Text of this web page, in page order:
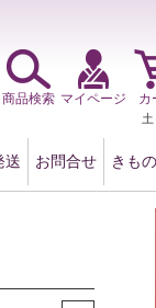
送 お問合せ きも
商品検索 マイページ カ